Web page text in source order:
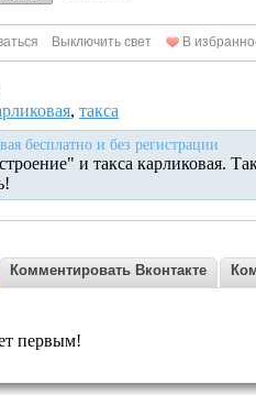
Выключить свет В
, такса
бесплатно и без регистрации
и такса карликовая.
Комментировать Вконтакте
первым!